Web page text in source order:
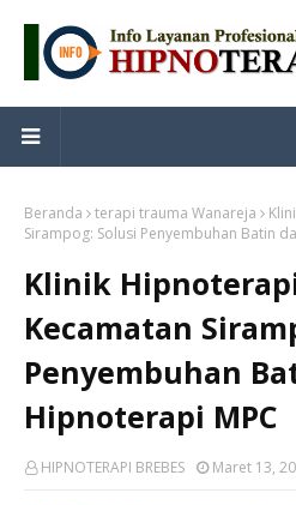
Beranda terapi trauma Wanareja
Sirampog: Solusi Penyembuhan Batin
Klinik
Kecamatan
Penyembuhan
Hipnoterapi MPC
HIPNOTERAPI BREBES Maret 13,